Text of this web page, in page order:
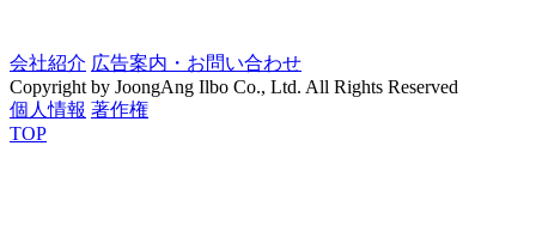
会社紹介 広告案内・お問い合わせ
Copyright by JoongAng Ilbo Co., Ltd. All Rights Reserved
個人情報 著作権
TOP